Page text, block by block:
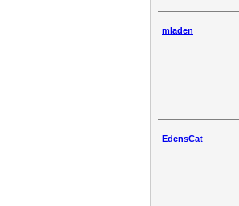
mladen
EdensCat